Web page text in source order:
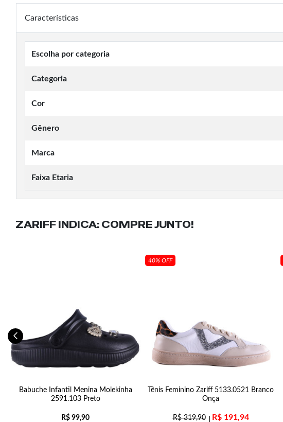
Características
Escolha por categoria
Categoria
Cor
Gênero
Marca
Faixa Etaria
ZARIFF INDICA: COMPRE JUNTO!
Babuche Infantil Menina Molekinha
2591.103 Preto
R$ 99,90
40% OFF
Tênis Feminino Zariff 5133.0521 Branco
Onça
R$319,90 R$191,94